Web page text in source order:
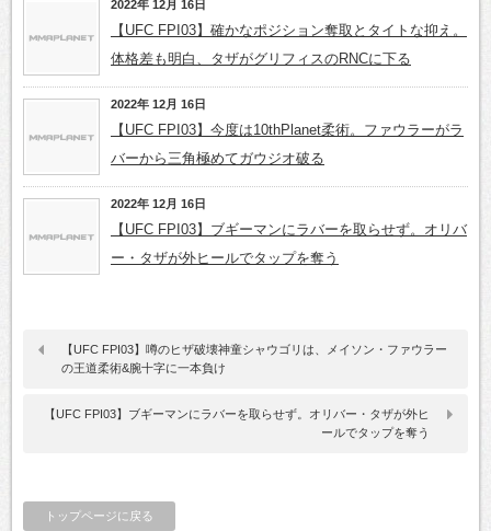
2022年 12月 16日
【UFC FPI03】確かなポジション奪取とタイトな抑え。
体格差も明白、タザがグリフィスのRNCに下る
2022年 12月 16日
【UFC FPI03】今度は10thPlanet柔術。ファウラーがラ
バーから三角極めてガウジオ破る
2022年 12月 16日
【UFC FPI03】ブギーマンにラバーを取らせず。オリバ
ー・タザが外ヒールでタップを奪う
【UFC FPI03】噂のヒザ破壊神童シャウゴリは、メイソン・ファウラー
の王道柔術&腕十字に一本負け
【UFC FPI03】ブギーマンにラバーを取らせず。オリバー・タザが外ヒ
ールでタップを奪う
トップページに戻る